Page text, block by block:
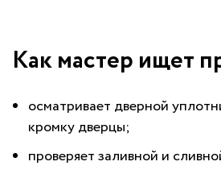
Как мастер ищет
осматривает дверной
кромку дверцы;
проверяет заливной и